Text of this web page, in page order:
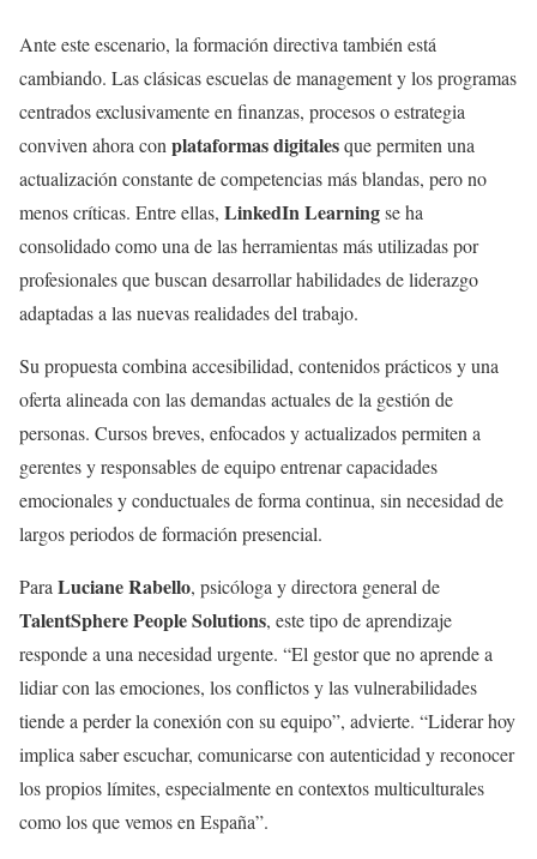
Ante este escenario, la formación directiva también está
cambiando. Las clásicas escuelas de management y los programas
centrados exclusivamente en finanzas, procesos o estrategia
conviven ahora con plataformas digitalesque permiten una
actualización constante de competencias más blandas, pero no
menos críticas. Entre ellas, LinkedIn Learningse ha
consolidado como una de las herramientas más utilizadas por
profesionales que buscan desarrollar habilidades de liderazgo
adaptadas a las nuevas realidades del trabajo.
Su propuesta combina accesibilidad, contenidos prácticos y una
oferta alineada con las demandas actuales de la gestión de
personas. Cursos breves, enfocados y actualizados permiten a
gerentes y responsables de equipo entrenar capacidades
emocionales y conductuales de forma continua, sin necesidad de
largos periodos de formación presencial.
Para Luciane Rabello, psicóloga y directora general de
TalentSphere People Solutions, este tipo de aprendizaje
responde a una necesidad urgente. “El gestor que no aprende a
lidiar con las emociones, los conflictos y las vulnerabilidades
tiende a perder la conexión con su equipo”, advierte. “Liderar hoy
implica saber escuchar, comunicarse con autenticidad y reconocer
los propios límites, especialmente en contextos multiculturales
como los que vemos en España”.